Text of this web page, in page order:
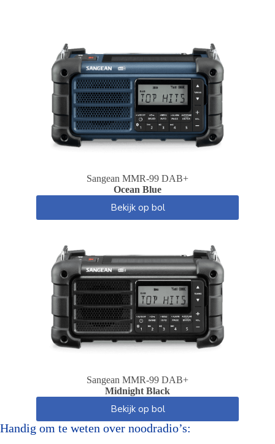
Sangean MMR-99 DAB+
Ocean Blue
Bekijk op bol
Sangean MMR-99 DAB+
Midnight Black
Bekijk op bol
Handig om te weten over noodradio’s: